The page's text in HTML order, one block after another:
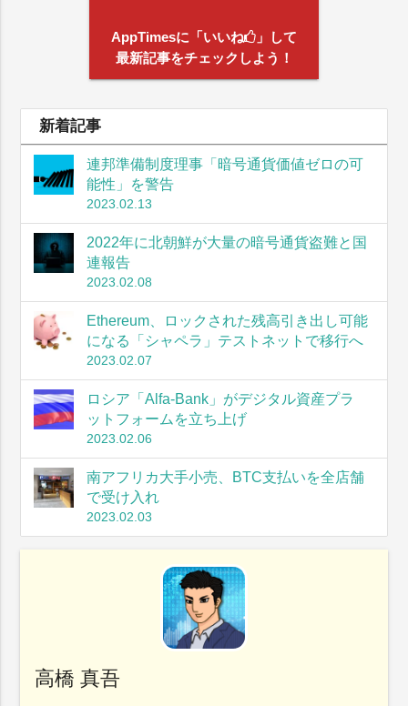
AppTimesに「いいね
」して
最新記事をチェックしよう！
新着記事
連邦準備制度理事「暗号通貨価値ゼロの可
能性」を警告
2023.02.13
2022年に北朝鮮が大量の暗号通貨盗難と国
連報告
2023.02.08
Ethereum、ロックされた残高引き出し可能
になる「シャペラ」テストネットで移行へ
2023.02.07
ロシア「Alfa-Bank」がデジタル資産プラ
ットフォームを立ち上げ
2023.02.06
南アフリカ大手小売、BTC支払いを全店舗
で受け入れ
2023.02.03
高橋 真吾